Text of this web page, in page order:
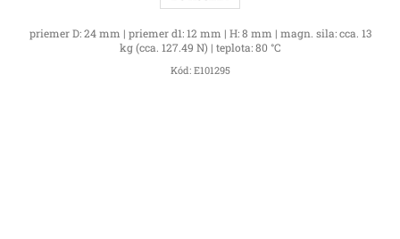
priemer D: 24 mm | priemer d1: 12 mm | H: 8 mm | magn. sila: cca. 13
kg (cca. 127.49 N) | teplota: 80 °C
Kód: E101295